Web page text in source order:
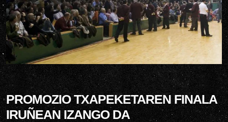
PROMOZIO TXAPEKETAREN FINALA
IRUÑEAN IZANGO DA